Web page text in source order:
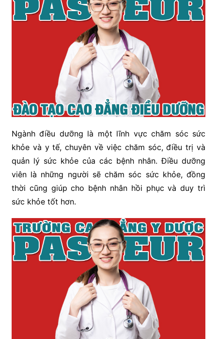
Ngành điều dưỡng là một lĩnh vực chăm sóc sức
khỏe và y tế, chuyên về việc chăm sóc, điều trị và
quản lý sức khỏe của các bệnh nhân. Điều dưỡng
viên là những người sẽ chăm sóc sức khỏe, đồng
thời cũng giúp cho bệnh nhân hồi phục và duy trì
sức khỏe tốt hơn.